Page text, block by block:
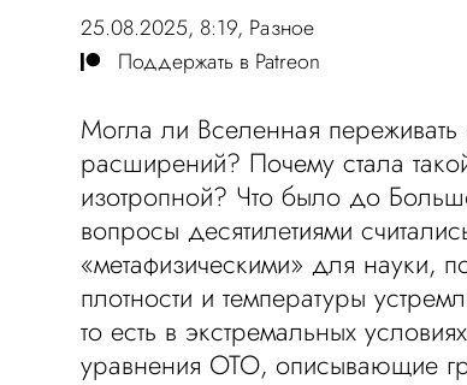
25.08.2025, 8:19, Разное
Поддержать в Patreon
Могла ли Вселенная
расширений? Почему стала
изотропной? Что было до
вопросы десятилетиями
«метафизическими» для науки,
плотности и температуры
то есть в экстремальных
уравнения ОТО, описывающие